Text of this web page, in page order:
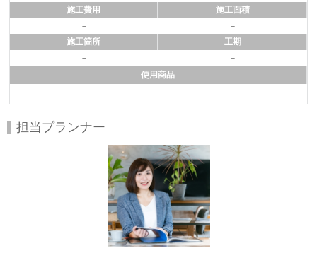
施工費用
－
施工面積
－
施工箇所
－
工期
－
使用商品
担当プランナー